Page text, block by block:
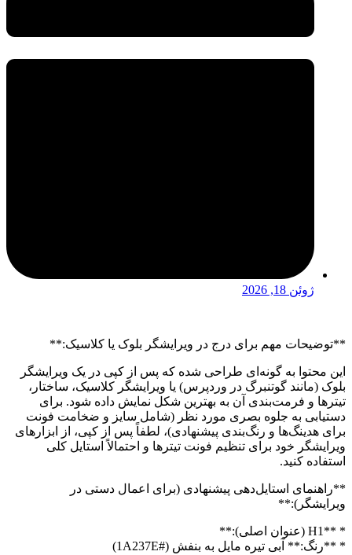
ژوئن 18, 2026
**توضیحات مهم برای درج در ویرایشگر بلوک یا کلاسیک:**
این محتوا به گونه‌ای طراحی شده که پس از کپی در یک ویرایشگر
بلوک (مانند گوتنبرگ در وردپرس) یا ویرایشگر کلاسیک، ساختار،
تیترها و فرمت‌بندی آن به بهترین شکل نمایش داده شود. برای
دستیابی به جلوه بصری مورد نظر (شامل سایز و ضخامت فونت
برای هدینگ‌ها و رنگ‌بندی پیشنهادی)، لطفاً پس از کپی، از ابزارهای
ویرایشگر خود برای تنظیم فونت تیترها و احتمالاً استایل کلی
استفاده کنید.
**راهنمای استایل‌دهی پیشنهادی (برای اعمال دستی در
ویرایشگر):**
* **H1 (عنوان اصلی):**
* **رنگ:** آبی تیره مایل به بنفش (#1A237E)